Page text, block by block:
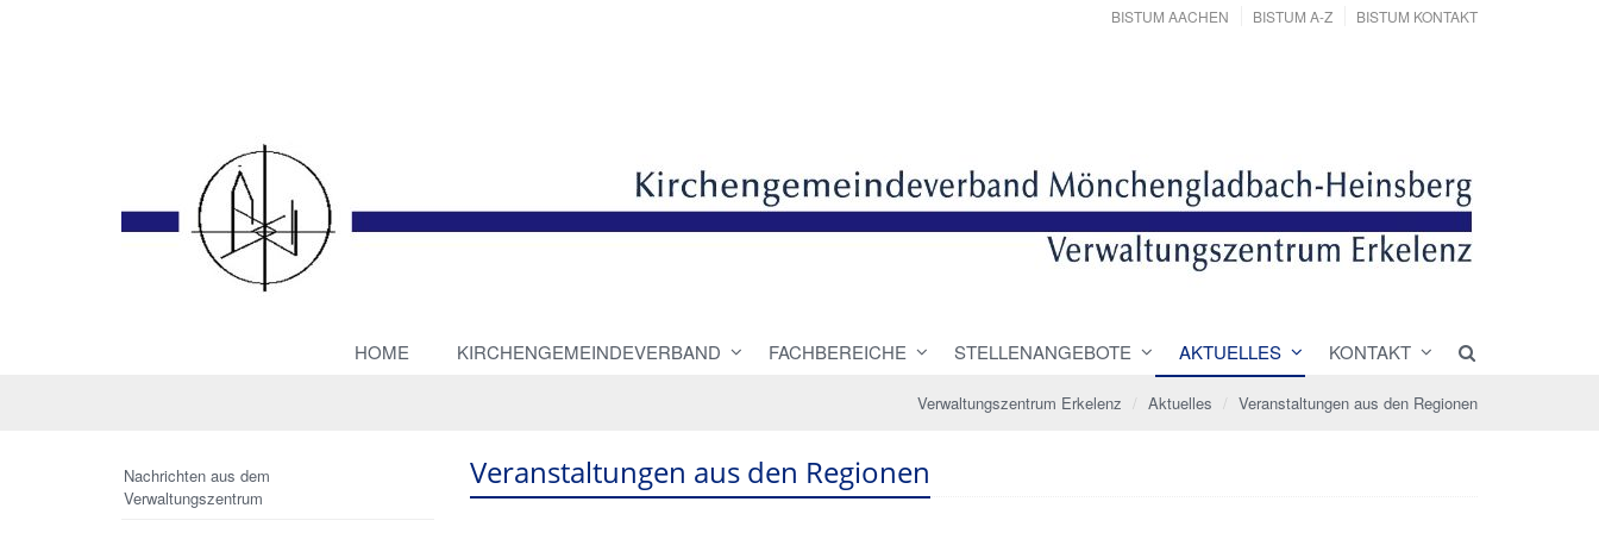
BISTUM AACHEN BISTUM A-Z BISTUM KONTAKT
HOME KIRCHENGEMEINDEVERBAND FACHBEREICHE STELLENANGEBOTE AKTUELLES KONTAKT
Verwaltungszentrum Erkelenz Aktuelles Veranstaltungen aus den Regionen
Veranstaltungen aus den Regionen
Nachrichten aus dem
Verwaltungszentrum